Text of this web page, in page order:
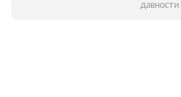
давности